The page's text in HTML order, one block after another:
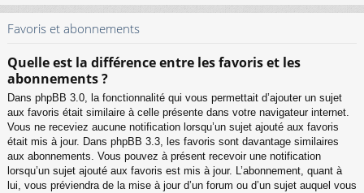
Favoris et abonnements
Quelle est la différence entre les favoris et les
abonnements ?
Dans phpBB 3.0, la fonctionnalité qui vous permettait d’ajouter un sujet
aux favoris était similaire à celle présente dans votre navigateur internet.
Vous ne receviez aucune notification lorsqu’un sujet ajouté aux favoris
était mis à jour. Dans phpBB 3.3, les favoris sont davantage similaires
aux abonnements. Vous pouvez à présent recevoir une notification
lorsqu’un sujet ajouté aux favoris est mis à jour. L’abonnement, quant à
lui, vous préviendra de la mise à jour d’un forum ou d’un sujet auquel vous